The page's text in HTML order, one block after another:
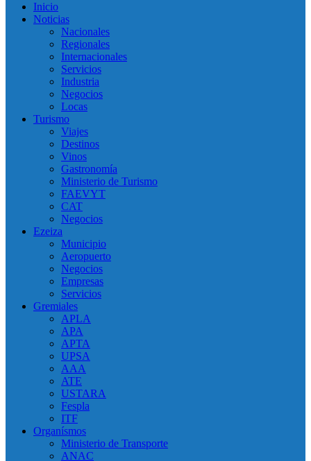
Inicio
Noticias
Nacionales
Regionales
Internacionales
Servicios
Industria
Negocios
Locas
Turismo
Viajes
Destinos
Vinos
Gastronomía
Ministerio de Turismo
FAEVYT
CAT
Negocios
Ezeiza
Municipio
Aeropuerto
Negocios
Empresas
Servicios
Gremiales
APLA
APA
APTA
UPSA
AAA
ATE
USTARA
Fespla
ITF
Organísmos
Ministerio de Transporte
ANAC